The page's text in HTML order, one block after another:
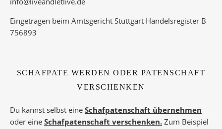
Eingetragen beim Amtsgericht Stuttgart Handelsregister B
756893
SCHAFPATE WERDEN ODER PATENSCHAFT
VERSCHENKEN
Du kannst selbst eine Schafpatenschaft übernehmen
oder eine Schafpatenschaft verschenken. Zum Beispiel